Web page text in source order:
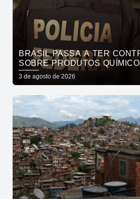
BRASIL PASSA A TER
SOBRE PRODUTOS
3 de agosto de 2026